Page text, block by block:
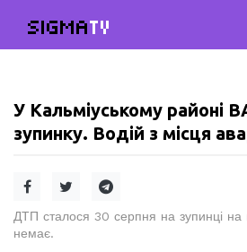
SIGMATV
У Кальміуському районі
зупинку. Водій з місця
ДТП сталося 30 серпня на зупинці
немає.